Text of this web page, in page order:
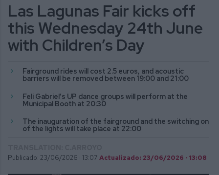
Las Lagunas Fair kicks off
this Wednesday 24th June
with Children’s Day
Fairground rides will cost 2.5 euros, and acoustic
barriers will be removed between 19:00 and 21:00
Feli Gabriel’s UP dance groups will perform at the
Municipal Booth at 20:30
The inauguration of the fairground and the switching on
of the lights will take place at 22:00
Publicado: 23/06/2026 · 13:07 Actualizado: 23/06/2026 · 13:08